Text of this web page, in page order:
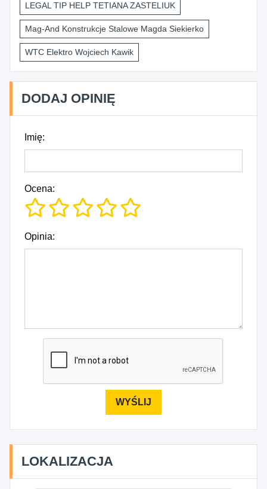
LEGAL TIP HELP TETIANA ZASTELIUK
Mag-And Konstrukcje Stalowe Magda Siekierko
WTC Elektro Wojciech Kawik
DODAJ OPINIĘ
Imię:
Ocena:
Opinia:
LOKALIZACJA